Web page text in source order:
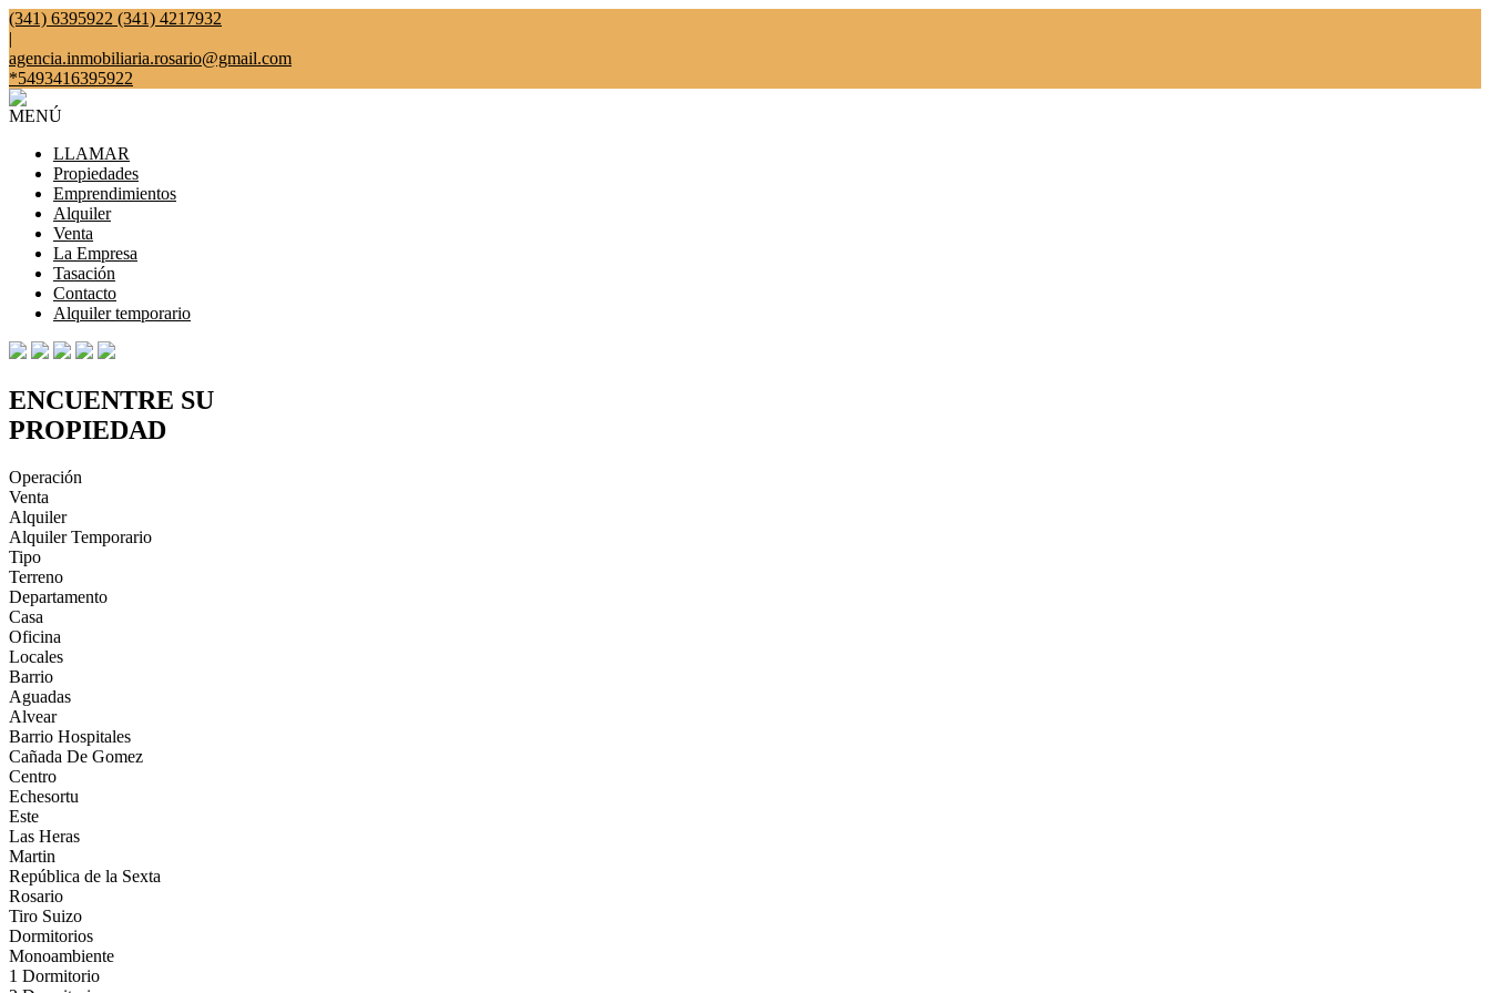
(341) 6395922 (341) 4217932
|
agencia.inmobiliaria.rosario@gmail.com
*5493416395922
MENÚ
LLAMAR
Propiedades
Emprendimientos
Alquiler
Venta
La Empresa
Tasación
Contacto
Alquiler temporario
ENCUENTRE SU
PROPIEDAD
Operación
Venta
Alquiler
Alquiler Temporario
Tipo
Terreno
Departamento
Casa
Oficina
Locales
Barrio
Aguadas
Alvear
Barrio Hospitales
Cañada De Gomez
Centro
Echesortu
Este
Las Heras
Martin
República de la Sexta
Rosario
Tiro Suizo
Dormitorios
Monoambiente
1 Dormitorio